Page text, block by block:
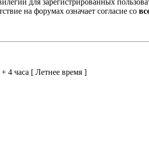
на форумах означает согласие со
4 часа [ Летнее время ]